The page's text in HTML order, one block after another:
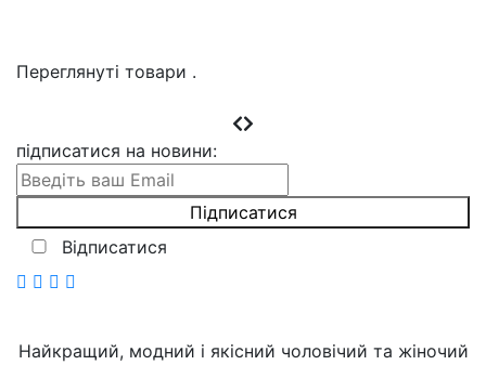
Переглянуті товари .
підписатися на новини:
Відписатися
Найкращий, модний і якісний чоловічий та жіночий